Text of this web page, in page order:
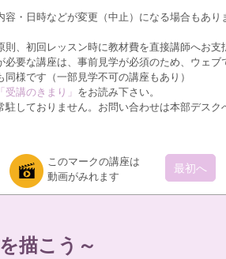
・日時などが変更（中止）になる場合もあ
、初回レッスン時に教材費を直接講師へお支
要な講座は、事前見学が必須のため、ウェ
様です（一部見学不可の講座もあり）
「受講のきまり」 をお読み下さい。
しておりません。お問い合わせは本部デスク
このマークの講座は
動画がみれます
最初へ
描こう～